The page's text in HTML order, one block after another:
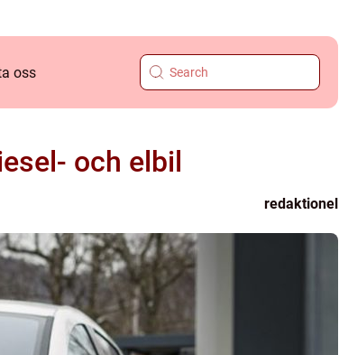
oss
och elbil
redaktionel